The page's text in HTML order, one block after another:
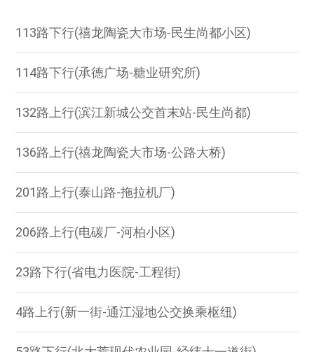
113路下行(禧龙陶瓷大市场-民生尚都小区)
114路下行(承德广场-糖业研究所)
132路上行(滨江新城公交首末站-民生尚都)
136路上行(禧龙陶瓷大市场-公路大桥)
201路上行(泰山路-拖拉机厂)
206路上行(电碳厂-河柏小区)
23路下行(省电力医院-工程街)
4路上行(新一街-通江湿地公交换乘枢纽)